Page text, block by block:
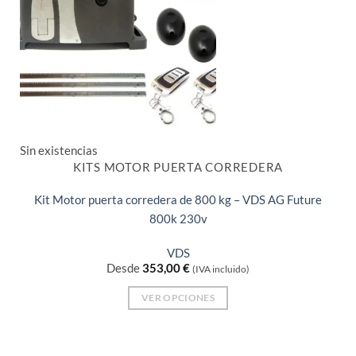
Sin existencias
KITS MOTOR PUERTA CORREDERA
Kit Motor puerta corredera de 800 kg – VDS AG Future
800k 230v
VDS
Desde353,00€ (IVA incluido)
VER OPCIONES